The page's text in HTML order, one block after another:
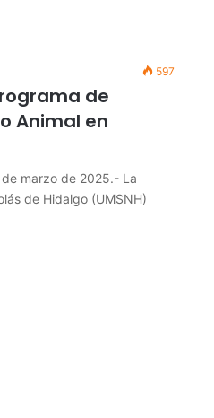
597
de
Animal en
marzo de 2025.- La
de Hidalgo (UMSNH)